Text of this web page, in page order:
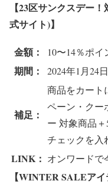
【23区サンクスデー
式サイト)】
金額： 10〜14％ポイ
期間： 2024年1月24
補足：
商品をカート
ペーン・クー
ー 対象商品
チェックを入
LINK： オンワードで
【WINTER SALEア